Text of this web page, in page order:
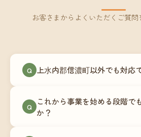
お客さまからよくいただくご質問
Q 上水内郡信濃町以外でも対応
す。Zoomやチャットツール
のやり取りが中心ですので、
Q
これから事業を始める段階で
か？